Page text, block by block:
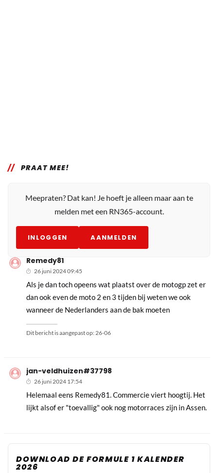
PRAAT MEE!
Meepraten? Dat kan! Je hoeft je alleen maar aan te
melden met een RN365-account.
INLOGGEN AANMELDEN
Remedy81
26 juni 2024 09:45
Als je dan toch opeens wat plaatst over de motogp zet er
dan ook even de moto 2 en 3 tijden bij weten we ook
wanneer de Nederlanders aan de bak moeten
Dit bericht is aangepast op: 26-06
jan-veldhuizen#37798
26 juni 2024 17:54
Helemaal eens Remedy81. Commercie viert hoogtij. Het
lijkt alsof er "toevallig" ook nog motorraces zijn in Assen.
DOWNLOAD DE FORMULE 1 KALENDER
2026